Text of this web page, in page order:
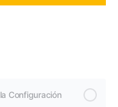
Configuración